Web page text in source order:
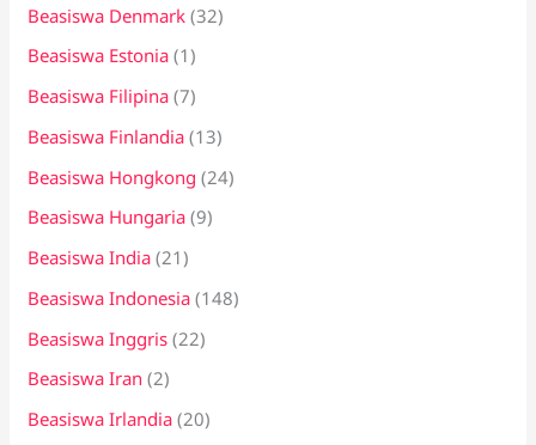
Beasiswa Denmark (32)
Beasiswa Estonia (1)
Beasiswa Filipina (7)
Beasiswa Finlandia (13)
Beasiswa Hongkong (24)
Beasiswa Hungaria (9)
Beasiswa India (21)
Beasiswa Indonesia (148)
Beasiswa Inggris (22)
Beasiswa Iran (2)
Beasiswa Irlandia (20)